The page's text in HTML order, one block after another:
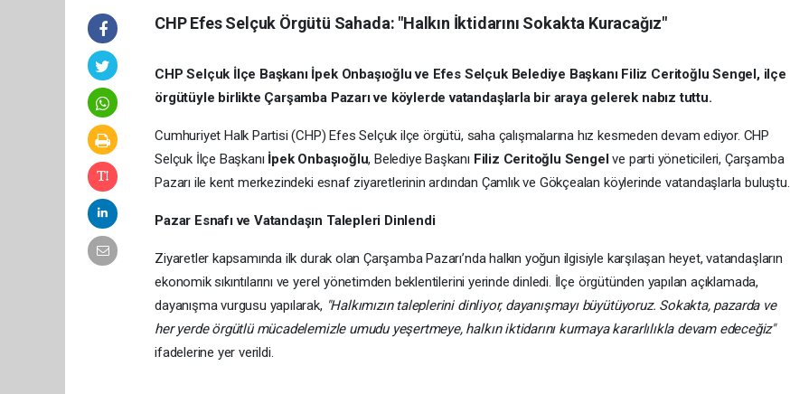
CHP Efes Selçuk Örgütü Sahada: "Halkın İktidarını Sokakta Kuracağız"
CHP Selçuk İlçe Başkanı İpek Onbaşıoğlu ve Efes Selçuk Belediye Başkanı Filiz Ceritoğlu Sengel, ilçe
örgütüyle birlikte Çarşamba Pazarı ve köylerde vatandaşlarla bir araya gelerek nabız tuttu.
Cumhuriyet Halk Partisi (CHP) Efes Selçuk ilçe örgütü, saha çalışmalarına hız kesmeden devam ediyor. CHP
Selçuk İlçe Başkanı İpek Onbaşıoğlu, Belediye Başkanı Filiz Ceritoğlu Sengel ve parti yöneticileri, Çarşamba
Pazarı ile kent merkezindeki esnaf ziyaretlerinin ardından Çamlık ve Gökçealan köylerinde vatandaşlarla buluştu.
Pazar Esnafı ve Vatandaşın Talepleri Dinlendi
Ziyaretler kapsamında ilk durak olan Çarşamba Pazarı’nda halkın yoğun ilgisiyle karşılaşan heyet, vatandaşların
ekonomik sıkıntılarını ve yerel yönetimden beklentilerini yerinde dinledi. İlçe örgütünden yapılan açıklamada,
dayanışma vurgusu yapılarak, "Halkımızın taleplerini dinliyor, dayanışmayı büyütüyoruz. Sokakta, pazarda ve
her yerde örgütlü mücadelemizle umudu yeşertmeye, halkın iktidarını kurmaya kararlılıkla devam edeceğiz"
ifadelerine yer verildi.